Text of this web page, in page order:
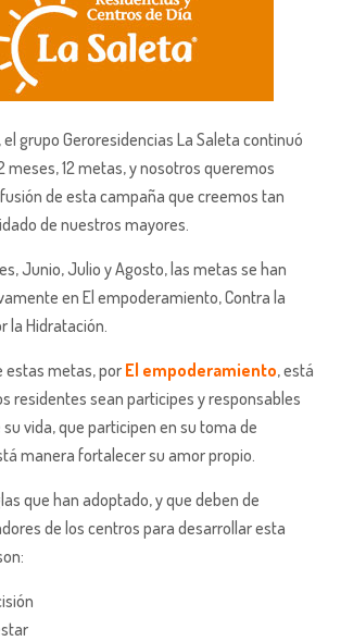
grupo Geroresidencias La Saleta continuó
meses, 12 metas, y nosotros queremos
de esta campaña que creemos tan
de nuestros mayores.
Junio, Julio y Agosto, las metas se han
en El empoderamiento, Contra la
la Hidratación.
estas metas, por El empoderamiento, está
residentes sean participes y responsables
vida, que participen en su toma de
manera fortalecer su amor propio.
que han adoptado, y que deben de
de los centros para desarrollar esta